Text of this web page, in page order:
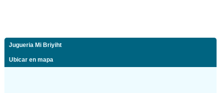
Jugueria Mi Briyiht
Ubicar en mapa